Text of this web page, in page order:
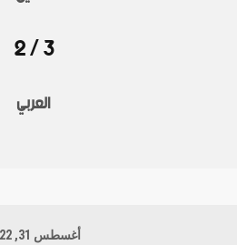
3 / 2
العربي
أغسطس 31, 2022